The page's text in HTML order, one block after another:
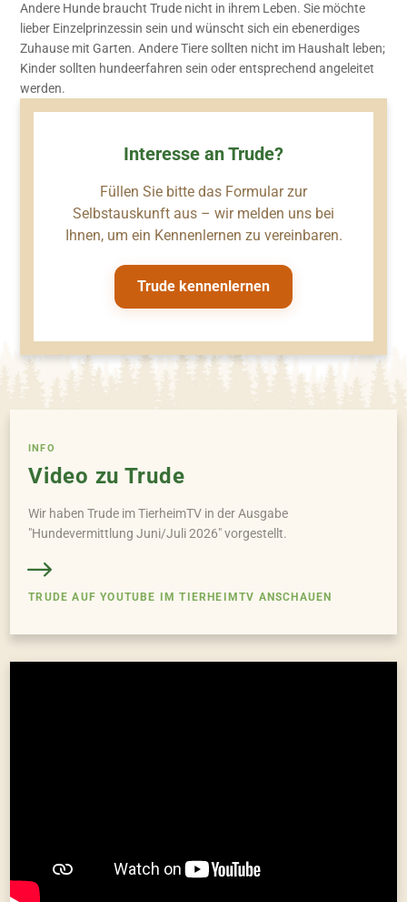
Andere Hunde braucht Trude nicht in ihrem Leben. Sie möchte
lieber Einzelprinzessin sein und wünscht sich ein ebenerdiges
Zuhause mit Garten. Andere Tiere sollten nicht im Haushalt leben;
Kinder sollten hundeerfahren sein oder entsprechend angeleitet
werden.
Interesse an Trude?
Füllen Sie bitte das Formular zur
Selbstauskunft aus – wir melden uns bei
Ihnen, um ein Kennenlernen zu vereinbaren.
Trude kennenlernen
INFO
Video zu Trude
Wir haben Trude im TierheimTV in der Ausgabe
"Hundevermittlung Juni/Juli 2026" vorgestellt.
TRUDE AUF YOUTUBE IM TIERHEIMTV ANSCHAUEN